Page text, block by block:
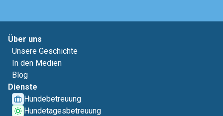
Über uns
Unsere Geschichte
In den Medien
Blog
Dienste
Hundebetreuung
Hundetagesbetreuung